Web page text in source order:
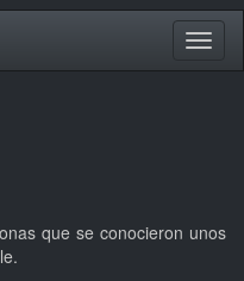
que se conocieron unos